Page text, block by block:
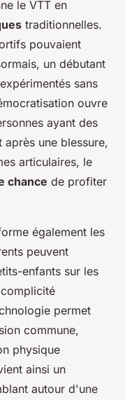
le VTT en
traditionnelles.
pouvaient
un débutant
sans
ouvre
ayant des
une blessure,
articulaires, le
chance de profiter
également les
peuvent
enfants sur les
permet
commune,
physique
ainsi un
autour d'une